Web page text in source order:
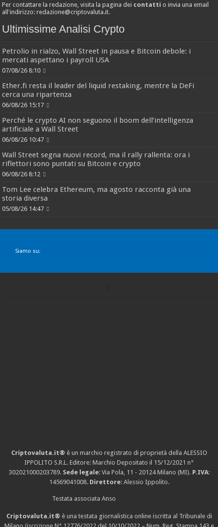
Per contattare la redazione, visita la pagina dei contatti o invia una email
all'indirizzo:redazione@criptovaluta.it.
Ultimissime Analisi Crypto
Petrolio in rialzo, Wall Street in pausa e Bitcoin debole: i
mercati aspettano i payroll USA
07/08/26 8:10
Ether.fi resta il leader del liquid restaking, mentre la DeFi
cerca una ripartenza
06/08/26 15:17
Perché le crypto AI non seguono il boom dell’intelligenza
artificiale a Wall Street
06/08/26 10:47
Wall Street segna nuovi record, ma il rally rallenta: ora i
riflettori sono puntati su Bitcoin e crypto
06/08/26 8:12
Tom Lee celebra Ethereum, ma agosto racconta già una
storia diversa
05/08/26 14:47
Siamo su:
Criptovaluta.it® è un marchio registrato di proprietà della ALESSIO
IPPOLITO S.R.L. Editore: Marchio Depositato il 15/12/2021 n°
302021000203789. Sede legale: Via Pola, 11 - 20124 Milano (MI). P.IVA:
14569041008. Direttore: Alessio Ippolito.
Testata associata Anso
Criptovaluta.it® è una testata giornalistica online iscritta al Tribunale di